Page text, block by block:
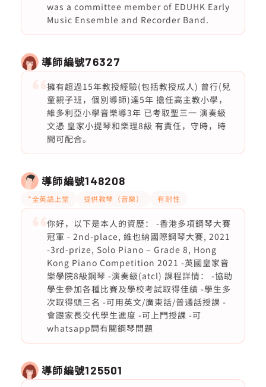
was a committee member of EDUHK Early
Music Ensemble and Recorder Band.
導師編號76327
擁有超過15年教授經驗(包括教授成人) 曾行(兒
童親子班，個別導師)達5年 擔任高主教小學，
維多利亞小學音樂導3年 已考取聖三一 演奏級
文憑 皇家小提琴和樂理8級 有責任，守時，時
間可配合。
導師編號148208
*全英語上堂 提供教琴（音樂） 有耐性
你好，以下是本人的資歷： -香港多項鋼琴大賽
冠軍 - 2nd-place, 維也納國際鋼琴大賽, 2021
-3rd-prize, Solo Piano – Grade 8, Hong
Kong Piano Competition 2021 -英國皇家音
樂學院8級鋼琴 -演奏級(atcl) 課程詳情： -協助
學生參加各種比賽及學校考試取得佳績 -學生多
次取得頭三名 -可用英文/廣東話/普通話授課 -
會跟家長交代學生進度 -可上門授課 -可
whatsapp問有關鋼琴問題
導師編號125501